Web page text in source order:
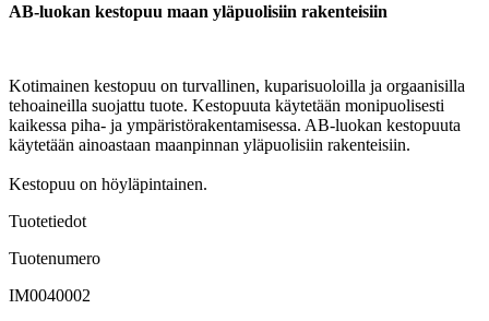
AB-luokan kestopuu maan yläpuolisiin rakenteisiin
Kotimainen kestopuu on turvallinen, kuparisuoloilla ja orgaanisilla
tehoaineilla suojattu tuote. Kestopuuta käytetään monipuolisesti
kaikessa piha- ja ympäristörakentamisessa. AB-luokan kestopuuta
käytetään ainoastaan maanpinnan yläpuolisiin rakenteisiin.
Kestopuu on höyläpintainen.
Tuotetiedot
Tuotenumero
IM0040002